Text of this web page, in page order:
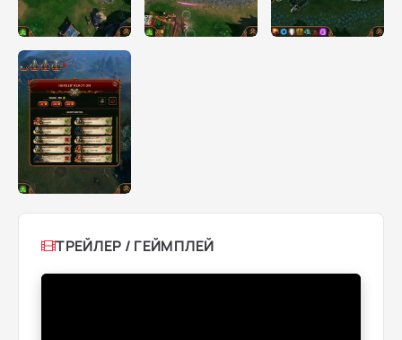
ТРЕЙЛЕР / ГЕЙМПЛЕЙ